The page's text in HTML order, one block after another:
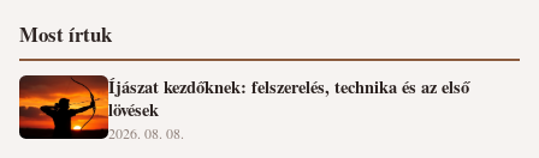
Most írtuk
Íjászat kezdőknek: felszerelés, technika és az első
lövések
2026. 08. 08.